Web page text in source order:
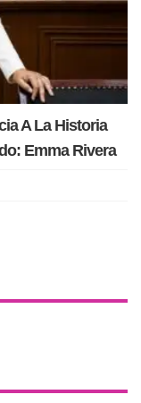
A La Historia
Emma Rivera